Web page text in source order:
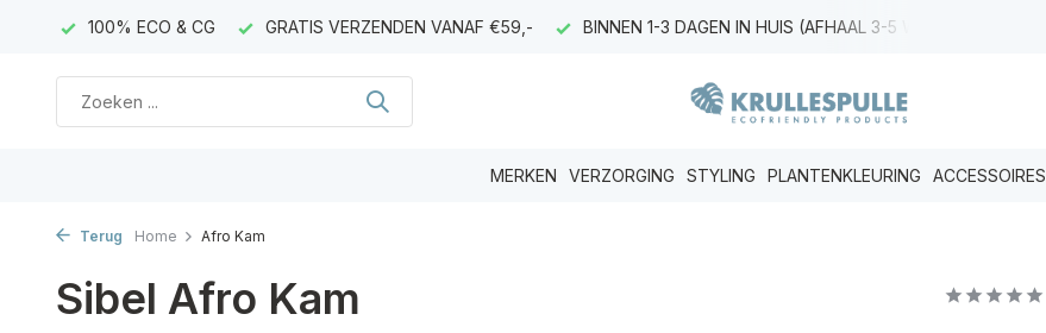
100% ECO & CG GRATIS VERZENDEN VANAF €59,- BINNEN 1-3 DAGEN IN HUIS (AFHAAL 3-5 WERKDAGEN)
MERKEN VERZORGING STYLING PLANTENKLEURING ACCESSOIRES
Terug Home Afro Kam
Sibel Afro Kam